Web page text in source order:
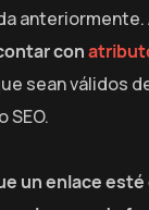
anteriormente.
con
sean válidos
SEO.
un enlace